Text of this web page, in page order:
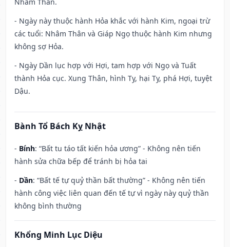
- Ngày này thuộc hành Hỏa khắc với hành Kim, ngoại trừ
các tuổi: Nhâm Thân và Giáp Ngọ thuộc hành Kim nhưng
không sợ Hỏa.
- Ngày Dần lục hợp với Hợi, tam hợp với Ngọ và Tuất
thành Hỏa cục. Xung Thân, hình Tỵ, hại Tỵ, phá Hợi, tuyệt
Dậu.
Bành Tổ Bách Kỵ Nhật
- Bính: “Bất tu táo tất kiến hỏa ương” - Không nên tiến
hành sửa chữa bếp để tránh bị hỏa tai
- Dần: “Bất tế tự quỷ thần bất thường” - Không nên tiến
hành công việc liên quan đến tế tự vì ngày này quỷ thần
không bình thường
Khổng Minh Lục Diệu